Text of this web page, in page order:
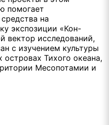
помогает
на
экспозиции «Кон-
вектор исследований,
с изучением культуры
Тихого океана,
Месопотамии и